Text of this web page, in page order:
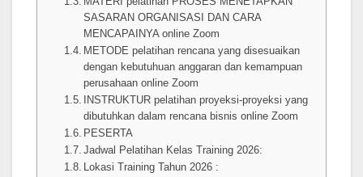
SASARAN ORGANISASI DAN CARA
MENCAPAINYA online Zoom
METODE pelatihan rencana yang disesuaikan
dengan kebutuhuan anggaran dan kemampuan
perusahaan online Zoom
INSTRUKTUR pelatihan proyeksi-proyeksi yang
dibutuhkan dalam rencana bisnis online Zoom
PESERTA
Jadwal Pelatihan Kelas Training 2026:
Lokasi Training Tahun 2026 :